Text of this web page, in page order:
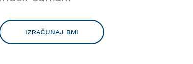
IZRAČUNAJ BMI